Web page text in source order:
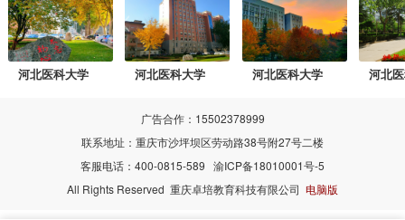
河北医科大学 河北医科大学 河北医科大学 河北
广告合作：15502378999
联系地址：重庆市沙坪坝区劳动路38号附27号二楼
客服电话：400-0815-589 渝ICP备18010001号-5
All Rights Reserved 重庆卓培教育科技有限公司 电脑版